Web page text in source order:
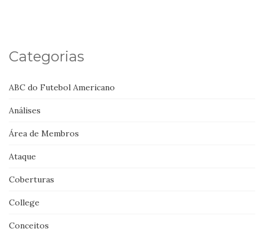
Categorias
ABC do Futebol Americano
Análises
Área de Membros
Ataque
Coberturas
College
Conceitos